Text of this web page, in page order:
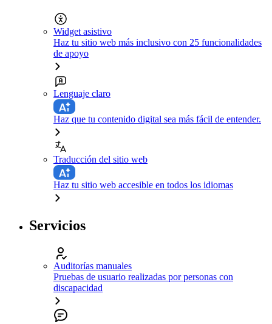
Widget asistivo
Haz tu sitio web más inclusivo con 25 funcionalidades
de apoyo
Lenguaje claro
Haz que tu contenido digital sea más fácil de entender.
Traducción del sitio web
Haz tu sitio web accesible en todos los idiomas
Servicios
Auditorías manuales
Pruebas de usuario realizadas por personas con
discapacidad